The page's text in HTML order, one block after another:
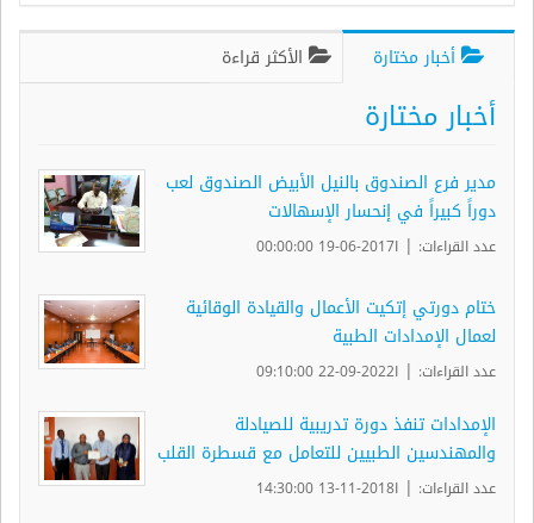
أخبار مختارة الأكثر قراءة
أخبار مختارة
مدير فرع الصندوق بالنيل الأبيض الصندوق لعب
دوراً كبيراً في إنحسار الإسهالات
عدد القراءات: | ا2017-06-19 00:00:00
ختام دورتي إتكيت الأعمال والقيادة الوقائية
لعمال الإمدادات الطبية
عدد القراءات: | ا2022-09-22 09:10:00
الإمدادات تنفذ دورة تدريبية للصيادلة
والمهندسين الطبيين للتعامل مع قسطرة القلب
عدد القراءات: | ا2018-11-13 14:30:00